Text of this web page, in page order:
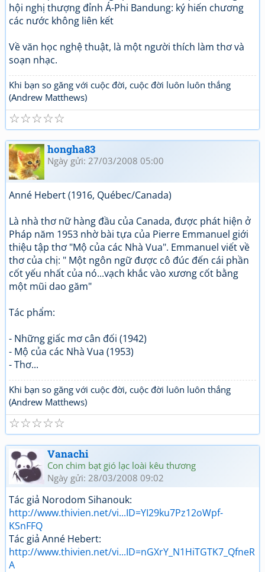
hội nghị thượng đỉnh Á-Phi Bandung: ký hiến chương
các nước không liên kết
Về văn học nghệ thuật, là một người thích làm thơ và
soạn nhạc.
Khi bạn so găng với cuộc đời, cuộc đời luôn luôn thắng
(Andrew Matthews)
☆
☆
☆
☆
☆
hongha83
Ngày gửi: 27/03/2008 05:00
Anné Hebert (1916, Québec/Canada)
Là nhà thơ nữ hàng đầu của Canada, được phát hiện ở
Pháp năm 1953 nhờ bài tựa của Pierre Emmanuel giới
thiệu tập thơ "Mộ của các Nhà Vua". Emmanuel viết về
thơ của chị: " Một ngôn ngữ được cô đúc đến cái phần
cốt yếu nhất của nó...vạch khắc vào xương cốt bằng
một mũi dao găm"
Tác phẩm:
- Những giấc mơ cân đối (1942)
- Mộ của các Nhà Vua (1953)
- Thơ...
Khi bạn so găng với cuộc đời, cuộc đời luôn luôn thắng
(Andrew Matthews)
☆
☆
☆
☆
☆
Vanachi
Con chim bạt gió lạc loài kêu thương
Ngày gửi: 28/03/2008 09:02
Tác giả Norodom Sihanouk:
http://www.thivien.net/vi...ID=YI29ku7Pz12oWpf-
KSnFFQ
Tác giả Anné Hebert:
http://www.thivien.net/vi...ID=nGXrY_N1HiTGTK7_QfneR
A